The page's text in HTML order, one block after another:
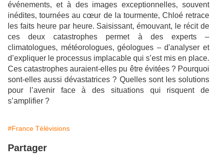
événements, et à des images exceptionnelles, souvent
inédites, tournées au cœur de la tourmente, Chloé retrace
les faits heure par heure. Saisissant, émouvant, le récit de
ces deux catastrophes permet à des experts –
climatologues, météorologues, géologues – d'analyser et
d’expliquer le processus implacable qui s’est mis en place.
Ces catastrophes auraient-elles pu être évitées ? Pourquoi
sont-elles aussi dévastatrices ? Quelles sont les solutions
pour l’avenir face à des situations qui risquent de
s’amplifier ?
#France Télévisions
Partager